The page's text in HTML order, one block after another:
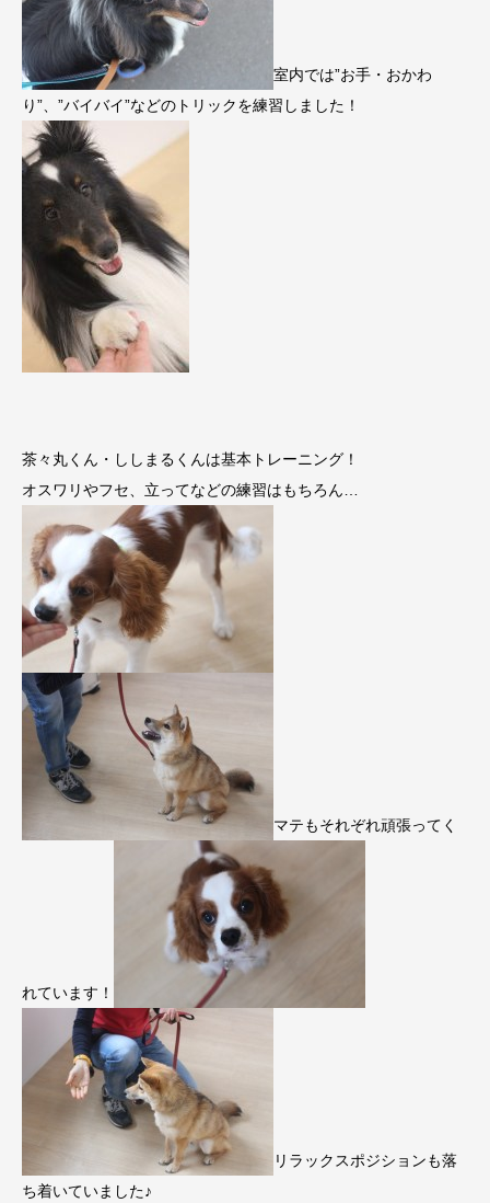
室内では”お手・おかわ
り”、”バイバイ”などのトリックを練習しました！
茶々丸くん・ししまるくんは基本トレーニング！
オスワリやフセ、立ってなどの練習はもちろん…
マテもそれぞれ頑張ってく
れています！
リラックスポジションも落
ち着いていました♪